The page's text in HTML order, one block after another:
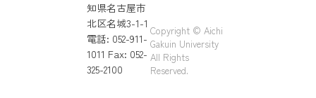
知県名古屋市
北区名城3-1-1
電話: 052-911-
1011 Fax: 052-
325-2100
Copyright © Aichi
Gakuin University
All Rights
Reserved.